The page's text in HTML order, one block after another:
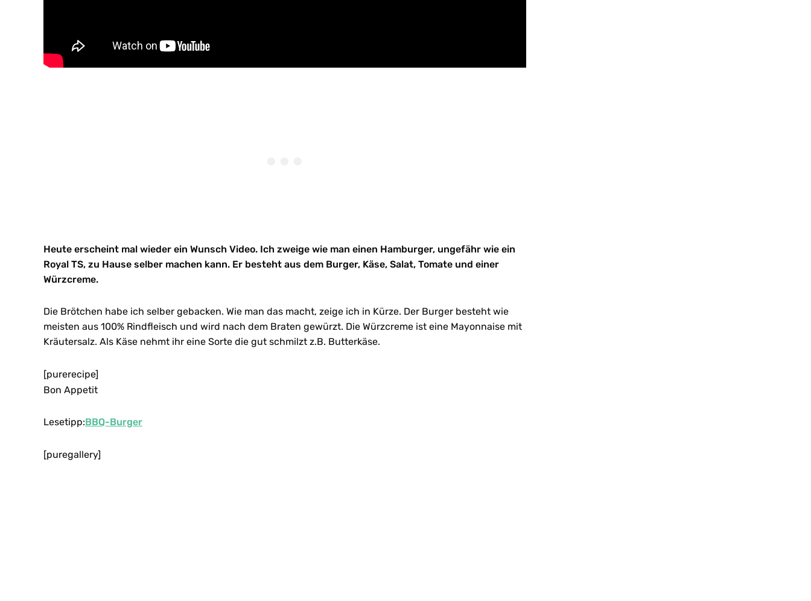
Heute erscheint mal wieder ein Wunsch Video. Ich zweige wie man einen Hamburger, ungefähr wie ein
Royal TS, zu Hause selber machen kann. Er besteht aus dem Burger, Käse, Salat, Tomate und einer
Würzcreme.
Die Brötchen habe ich selber gebacken. Wie man das macht, zeige ich in Kürze. Der Burger besteht wie
meisten aus 100% Rindfleisch und wird nach dem Braten gewürzt. Die Würzcreme ist eine Mayonnaise mit
Kräutersalz. Als Käse nehmt ihr eine Sorte die gut schmilzt z.B. Butterkäse.
[purerecipe]
Bon Appetit
Lesetipp:BBQ-Burger
[puregallery]